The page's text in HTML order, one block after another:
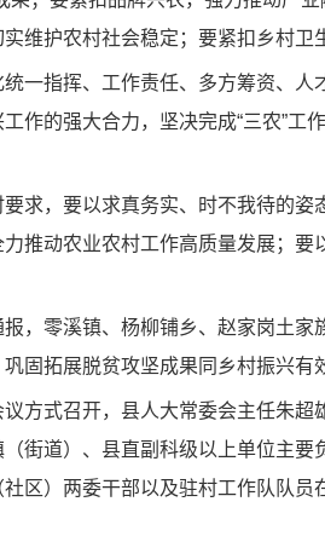
维护农村社会稳定；要紧扣乡村卫
指挥、工作责任、多方筹资、人
作的强大合力，坚决完成“三农”
，要以求真务实、时不我待的姿
推动农业农村工作高质量发展；
零溪镇、杨柳铺乡、赵家岗土家
固拓展脱贫攻坚成果同乡村振兴有
式召开，县人大常委会主任朱超
街道）、县直副科级以上单位主
区）两委干部以及驻村工作队队员